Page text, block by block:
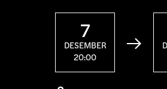
7
DESEMBER
20:00
